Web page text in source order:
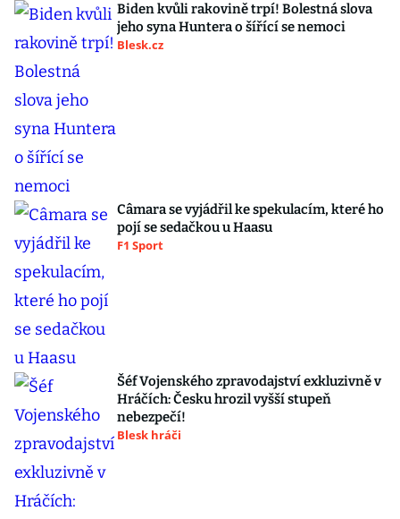
Biden kvůli rakovině trpí! Bolestná slova
jeho syna Huntera o šířící se nemoci
Blesk.cz
Câmara se vyjádřil ke spekulacím, které ho
pojí se sedačkou u Haasu
F1 Sport
Šéf Vojenského zpravodajství exkluzivně v
Hráčích: Česku hrozil vyšší stupeň
nebezpečí!
Blesk hráči